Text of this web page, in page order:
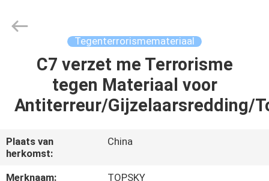
HUIS
PRODUCTEN
ONGEVEER
ONS
Rights
Tegenterrorismemateriaal
C7 verzet me Terrorisme
tegen Materiaal voor
Antiterreur/Gijzelaarsredding/
Plaats van
herkomst:
China
Merknaam:
TOPSKY